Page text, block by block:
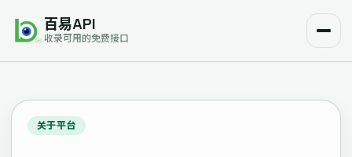
百易API
收录可用的免费接口
关于平台